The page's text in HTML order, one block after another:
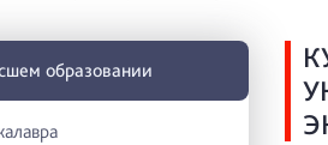
образовании